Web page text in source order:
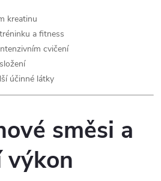
kreatinu
a fitness
cvičení
účinné látky
směsi a